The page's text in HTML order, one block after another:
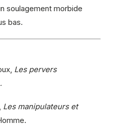
soulagement morbide
bas.
Les pervers
Les manipulateurs et